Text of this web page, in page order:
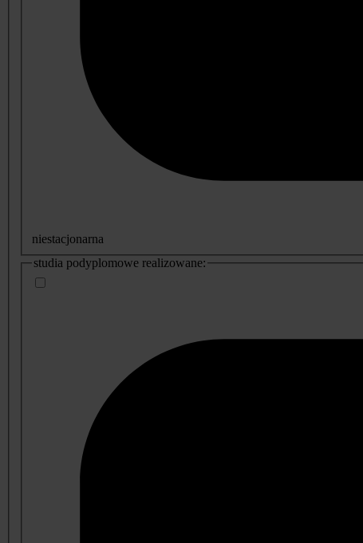
niestacjonarna
studia podyplomowe realizowane: